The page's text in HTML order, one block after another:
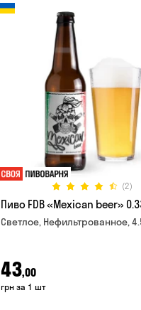
(2)
Пиво FDB «Mexican beer»
Светлое, Нефильтрованное,
43,00
грн за 1 шт